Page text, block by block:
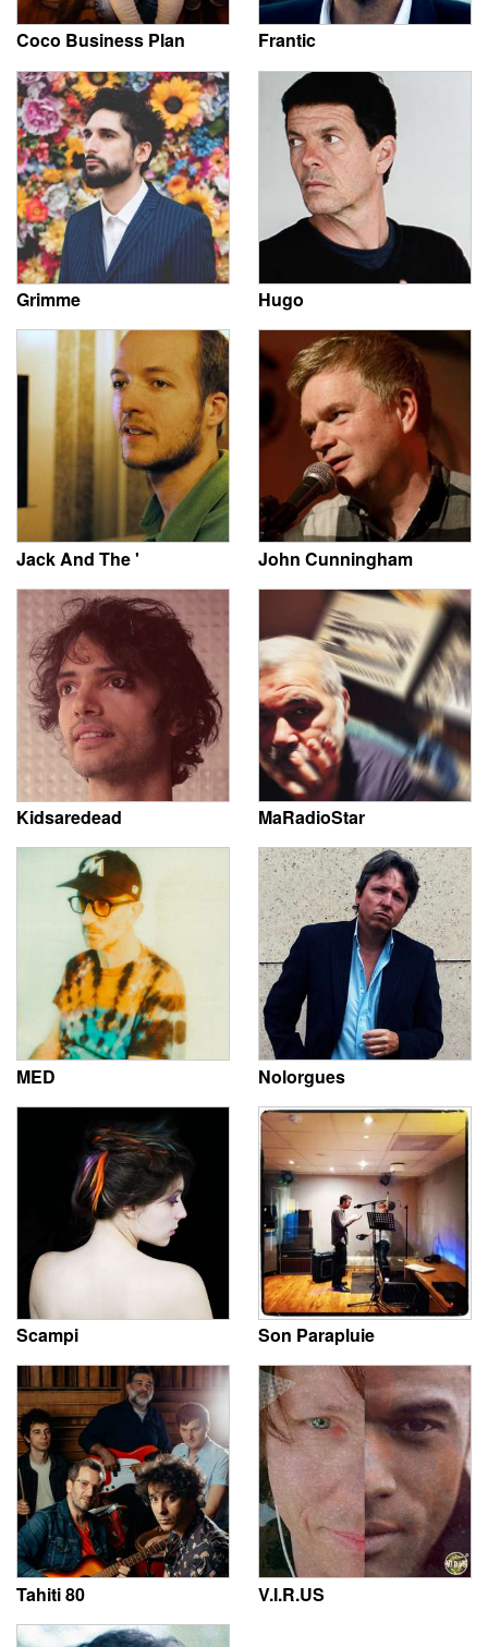
Coco Business Plan Frantic
Grimme Hugo
Jack And The ' John Cunningham
Kidsaredead MaRadioStar
MED Nolorgues
Scampi Son Parapluie
Tahiti 80 V.I.R.US